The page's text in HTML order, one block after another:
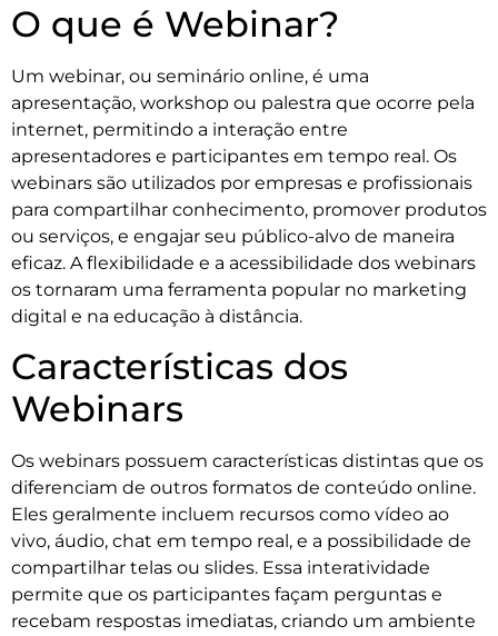
O que é Webinar?
Um webinar, ou seminário online, é uma
apresentação, workshop ou palestra que ocorre pela
internet, permitindo a interação entre
apresentadores e participantes em tempo real. Os
webinars são utilizados por empresas e profissionais
para compartilhar conhecimento, promover produtos
ou serviços, e engajar seu público-alvo de maneira
eficaz. A flexibilidade e a acessibilidade dos webinars
os tornaram uma ferramenta popular no marketing
digital e na educação à distância.
Características dos
Webinars
Os webinars possuem características distintas que os
diferenciam de outros formatos de conteúdo online.
Eles geralmente incluem recursos como vídeo ao
vivo, áudio, chat em tempo real, e a possibilidade de
compartilhar telas ou slides. Essa interatividade
permite que os participantes façam perguntas e
recebam respostas imediatas, criando um ambiente